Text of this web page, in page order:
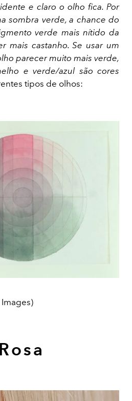
e claro o olho fica. Por
sombra verde, a chance do
verde mais nítido da
mais castanho. Se usar um
parecer muito mais verde,
e verde/azul são cores
tipos de olhos: